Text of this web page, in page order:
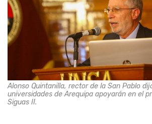
Alonso Quintanilla, rector de la San Pablo
universidades de Arequipa apoyarán en el
Siguas II.